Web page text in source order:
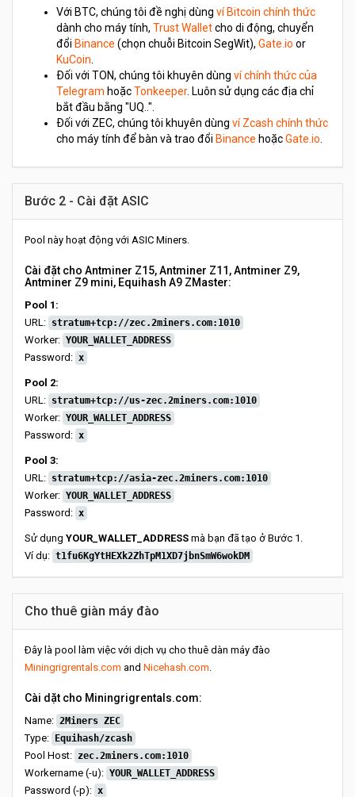
Với BTC, chúng tôi đề nghị dùng ví Bitcoin chính thức
dành cho máy tính, Trust Walletcho di động, chuyển
đổi Binance (chọn chuỗi Bitcoin SegWit), Gate.io or
KuCoin
Đối với TON, chúng tôi khuyên dùng ví chính thức của
Telegram hoặcTonkeeper. Luôn sử dụng các địa chỉ
bắt đầu bằng "UQ..".
Đối với ZEC, chúng tôi khuyên dùng ví Zcash chính thức
cho máy tính để bàn và trao đổi Binance hoặcGate.io
Bước 2 - Cài đặt ASIC
Pool này hoạt động với ASIC Miners.
Cài đặt cho Antminer Z15, Antminer Z11, Antminer Z9,
Antminer Z9 mini, Equihash A9 ZMaster:
Pool 1:
URL: stratum+tcp://zec.2miners.com:1010
Worker: YOUR_WALLET_ADDRESS
Password: x
Pool 2:
URL: stratum+tcp://us-zec.2miners.com:1010
Worker: YOUR_WALLET_ADDRESS
Password: x
Pool 3:
URL: stratum+tcp://asia-zec.2miners.com:1010
Worker: YOUR_WALLET_ADDRESS
Password: x
Sử dụng YOUR_WALLET_ADDRESS mà bạn đã tạo ở Bước 1.
Ví dụ: t1fu6KgYtHEXk2ZhTpM1XD7jbnSmW6wokDM
Cho thuê giàn máy đào
Đây là pool làm việc với dịch vụ cho thuê dàn máy đào
Miningrigrentals.com and Nicehash.com.
Cài dặt cho Miningrigrentals.com:
Name: 2Miners ZEC
Type: Equihash/zcash
Pool Host: zec.2miners.com:1010
Workername (-u): YOUR_WALLET_ADDRESS
Password (-p): x